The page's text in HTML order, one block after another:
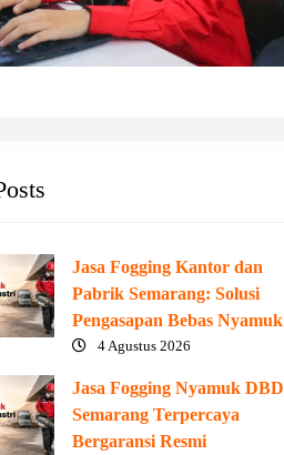
Jasa Fogging Kantor dan
Pabrik Semarang: Solusi
Pengasapan Bebas Nyamuk
4 Agustus 2026
Jasa Fogging Nyamuk DBD
Semarang Terpercaya
Bergaransi Resmi